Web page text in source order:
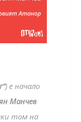
) е начало
Манчев
том на